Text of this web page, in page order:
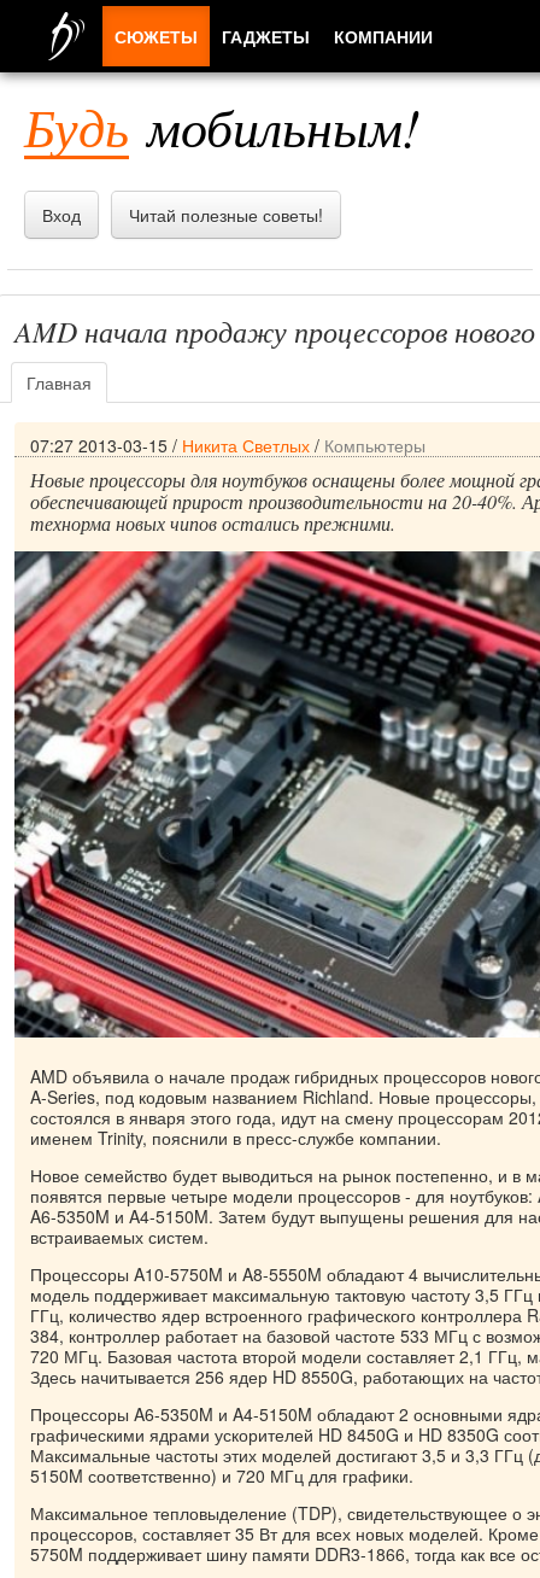
Будь мобильным!
Вход Читай полезные советы!
AMD начала продажу процессоров нового
Главная
07:27 2013-03-15 / Никита Светлых / Компьютеры
Новые процессоры для ноутбуков оснащены более мощной
обеспечивающей прирост производительности на 20-40%.
технорма новых чипов остались прежними.
AMD объявила о начале продаж гибридных процессоров
A-Series, под кодовым названием Richland. Новые процессоры,
состоялся в января этого года, идут на смену процессорам
именем Trinity, пояснили в пресс-службе компании.
Новое семейство будет выводиться на рынок постепенно, и в
появятся первые четыре модели процессоров - для
A6-5350M и A4-5150M. Затем будут выпущены решения для
встраиваемых систем.
Процессоры A10-5750M и A8-5550M обладают 4
модель поддерживает максимальную тактовую частоту 3,5 ГГц
ГГц, количество ядер встроенного графического контроллера
384, контроллер работает на базовой частоте 533 МГц с
720 МГц. Базовая частота второй модели составляет 2,1 ГГц,
Здесь начитывается 256 ядер HD 8550G, работающих на
Процессоры A6-5350M и A4-5150M обладают 2 основными
графическими ядрами ускорителей HD 8450G и HD 8350G
Максимальные частоты этих моделей достигают 3,5 и 3,3 ГГц
5150M соответственно) и 720 МГц для графики.
Максимальное тепловыделение (TDP), свидетельствующее о
процессоров, составляет 35 Вт для всех новых моделей.
5750M поддерживает шину памяти DDR3-1866, тогда как все
СЮЖЕТЫ ГАДЖЕТЫ КОМПАНИИ
ПРИЛОЖЕНИЯ